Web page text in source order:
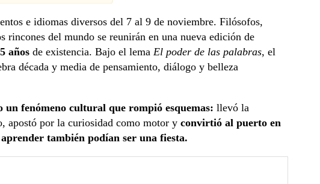
e idiomas diversos del 7 al 9 de noviembre. Filósofos,
del mundo se reunirán en una nueva edición de
años de existencia. Bajo el lema El poder de las palabras, el
década y media de pensamiento, diálogo y belleza
un fenómeno cultural que rompió esquemas: llevó la
apostó por la curiosidad como motor y convirtió al puerto en
también podían ser una fiesta.